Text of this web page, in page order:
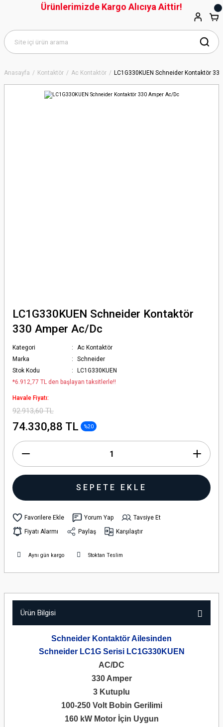
Anasayfa Kontaktör Ac Kontaktör LC1G330KUEN Schneider Kontaktör
LC1G330KUEN Schneider Kontaktör
330 Amper Ac/Dc
Kategori
Ac Kontaktör
Marka
Schneider
Stok Kodu
LC1G330KUEN
*6.912,77 TL den başlayan taksitlerle!!
Havale Fiyatı:
92.913,60 TL
74.330,88 TL %20
SEPETE EKLE
Yorum Yap
Tavsiye Et
Fiyatı Alarmı
Paylaş Karşılaştır
Aynı gün kargo Stoktan Teslim
Ürün Bilgisi
Schneider Kontaktör Ailesinden
Schneider LC1G Serisi LC1G330KUEN
AC/DC
330 Amper
3 Kutuplu
100-250 Volt Bobin Gerilimi
160 kW Motor İçin Uygun
Ürünlerimizde Kargo Alıcıya Aittir!